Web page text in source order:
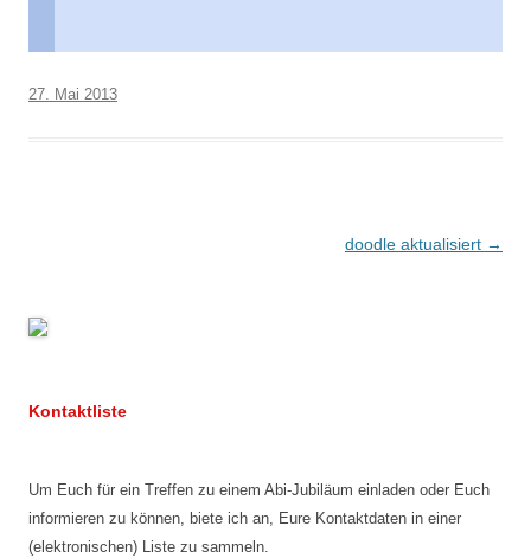
27. Mai 2013
doodle aktualisiert →
Kontaktliste
Um Euch für ein Treffen zu einem Abi-Jubiläum einladen oder Euch
informieren zu können, biete ich an, Eure Kontaktdaten in einer
(elektronischen) Liste zu sammeln.